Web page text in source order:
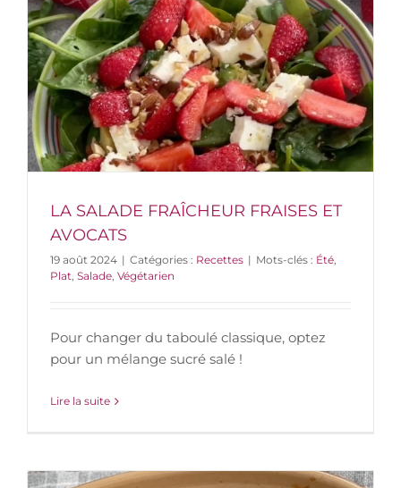
LA SALADE FRAÎCHEUR FRAISES ET
AVOCATS
19 août 2024 | Catégories : Recettes | Mots-clés : Été,
Plat, Salade, Végétarien
Pour changer du taboulé classique, optez
pour un mélange sucré salé !
Lire la suite